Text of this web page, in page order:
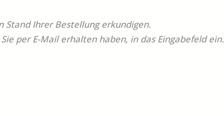
Stand Ihrer Bestellung erkundigen.
per E-Mail erhalten haben, in das Eingabefeld ein.